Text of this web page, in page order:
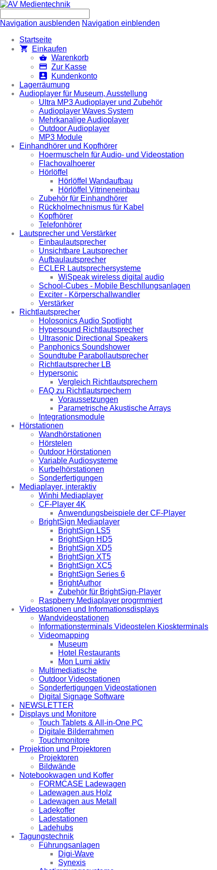
Navigation ausblenden Navigation einblenden
Startseite
Einkaufen
Warenkorb
Zur Kasse
Kundenkonto
Lagerräumung
Audioplayer für Museum, Ausstellung
Ultra MP3 Audioplayer und Zubehör
Audioplayer Waves System
Mehrkanalige Audioplayer
Outdoor Audioplayer
MP3 Module
Einhandhörer und Kopfhörer
Hoermuscheln für Audio- und Videostation
Flachovalhoerer
Hörlöffel
Hörlöffel Wandaufbau
Hörlöffel Vitrineneinbau
Zubehör für Einhandhörer
Rückholmechnismus für Kabel
Kopfhörer
Telefonhörer
Lautsprecher und Verstärker
Einbaulautsprecher
Unsichtbare Lautsprecher
Aufbaulautsprecher
ECLER Lautsprechersysteme
WiSpeak wireless digital audio
School-Cubes - Mobile Beschllungsanlagen
Exciter - Körperschallwandler
Verstärker
Richtlautsprecher
Holosonics Audio Spotlight
Hypersound Richtlautsprecher
Ultrasonic Directional Speakers
Panphonics Soundshower
Soundtube Parabollautsprecher
Richtlautsprecher LB
Hypersonic
Vergleich Richtlautsprechern
FAQ zu Richtlautsrpechern
Voraussetzungen
Parametrische Akustische Arrays
Integrationsmodule
Hörstationen
Wandhörstationen
Hörstelen
0utdoor Hörstationen
Variable Audiosysteme
Kurbelhörstationen
Sonderfertigungen
Mediaplayer, interaktiv
Winhi Mediaplayer
CF-Player 4K
Anwendungsbeispiele der CF-Player
BrightSign Mediaplayer
BrightSign LS5
BrightSign HD5
BrightSign XD5
BrightSign XT5
BrightSign XC5
BrightSign Series 6
BrightAuthor
Zubehör für BrightSign-Player
Raspberry Mediaplayer progrmmiert
Videostationen und Informationsdisplays
Wandvideostationen
Informationsterminals Videostelen Kioskterminals
Videomapping
Museum
Hotel Restaurants
Mon Lumi aktiv
Multimediatische
Outdoor Videostationen
Sonderfertigungen Videostationen
Digital Signage Software
NEWSLETTER
Displays und Monitore
Touch Tablets & All-in-One PC
Digitale Bilderrahmen
Touchmonitore
Projektion und Projektoren
Projektoren
Bildwände
Notebookwagen und Koffer
FORMCASE Ladewagen
Ladewagen aus Holz
Ladewagen aus Metall
Ladekoffer
Ladestationen
Ladehubs
Tagungstechnik
Führungsanlagen
Digi-Wave
Synexis